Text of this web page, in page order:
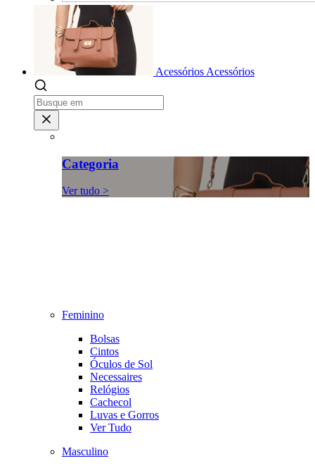
Acessórios Acessórios
Categoria
Ver tudo >
Feminino
Bolsas
Cintos
Óculos de Sol
Necessaires
Relógios
Cachecol
Luvas e Gorros
Ver Tudo
Masculino